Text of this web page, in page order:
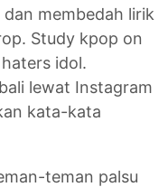
membedah lirik
Study kpop on
idol.
lewat Instagram
kata-kata
teman palsu